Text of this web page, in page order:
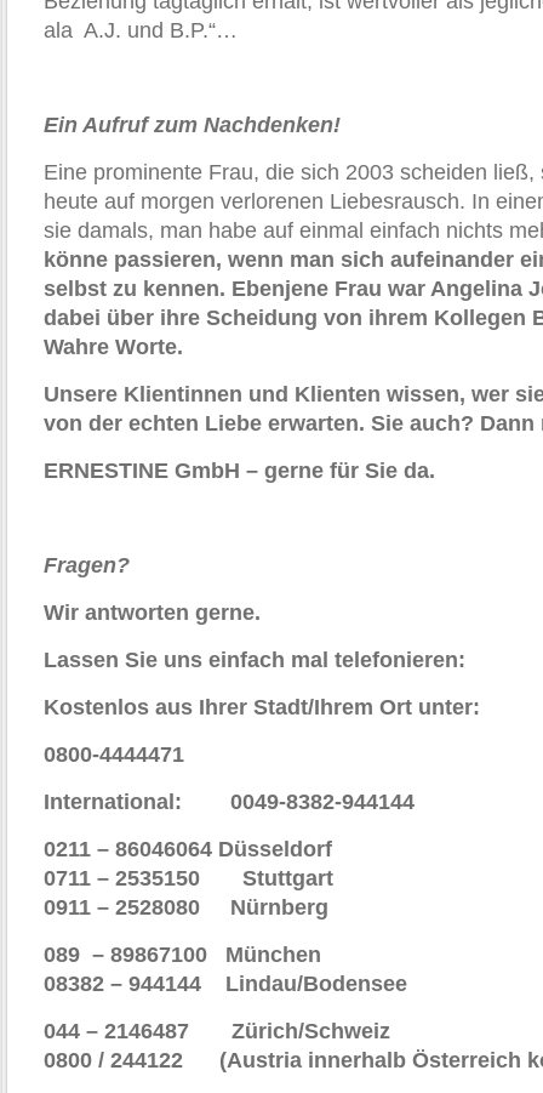
ala A.J. und B.P.“…
Ein Aufruf zum Nachdenken!
Eine prominente Frau, die sich 2003 scheiden
heute auf morgen verlorenen Liebesrausch. In
sie damals, man habe auf einmal einfach nichts
könne passieren, wenn man sich aufeinander
selbst zu kennen. Ebenjene Frau war Angelina
dabei über ihre Scheidung von ihrem Kollegen
Wahre Worte.
Unsere Klientinnen und Klienten wissen, wer
von der echten Liebe erwarten. Sie auch?
ERNESTINE GmbH – gerne für Sie da.
Fragen?
Wir antworten gerne.
Lassen Sie uns einfach mal telefonieren:
Kostenlos aus Ihrer Stadt/Ihrem Ort
0800-4444471
International: 0049-8382-944144
0211 – 86046064 Düsseldorf
0711 – 2535150 Stuttgart
0911 – 2528080
Nürnberg
089 – 89867100 München
08382 – 944144 Lindau/Bodensee
044 – 2146487 Zürich/Schweiz
0800 / 244122 (Austria innerhalb Österreich